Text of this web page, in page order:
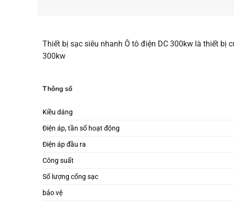
Thiết bị sạc siêu nhanh Ô tô điện DC 300kw là thiết bị
300kw
Thông số
Kiều dáng
Điện áp, tần số hoạt động
Điện áp đầu ra
Công suất
Số lượng cổng sạc
bảo vệ